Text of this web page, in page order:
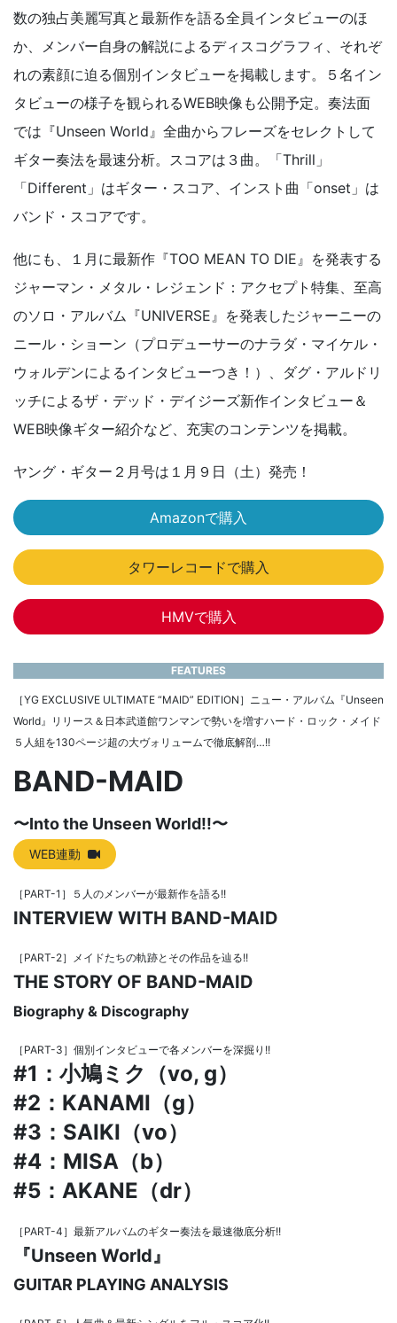
数の独占美麗写真と最新作を語る全員インタビューのほ
か、メンバー自身の解説によるディスコグラフィ、それぞ
れの素顔に迫る個別インタビューを掲載します。５名イン
タビューの様子を観られるWEB映像も公開予定。奏法面
では『Unseen World』全曲からフレーズをセレクトして
ギター奏法を最速分析。スコアは３曲。「Thrill」
「Different」はギター・スコア、インスト曲「onset」は
バンド・スコアです。
他にも、１月に最新作『TOO MEAN TO DIE』を発表する
ジャーマン・メタル・レジェンド：アクセプト特集、至高
のソロ・アルバム『UNIVERSE』を発表したジャーニーの
ニール・ショーン（プロデューサーのナラダ・マイケル・
ウォルデンによるインタビューつき！）、ダグ・アルドリ
ッチによるザ・デッド・デイジーズ新作インタビュー＆
WEB映像ギター紹介など、充実のコンテンツを掲載。
ヤング・ギター２月号は１月９日（土）発売！
Amazonで購入
タワーレコードで購入
HMVで購入
FEATURES
［YG EXCLUSIVE ULTIMATE “MAID” EDITION］ニュー・アルバム『Unseen
World』リリース＆日本武道館ワンマンで勢いを増すハード・ロック・メイド
５人組を130ページ超の大ヴォリュームで徹底解剖…!!
BAND-MAID
〜Into the Unseen World!!〜
WEB連動
［PART-1］５人のメンバーが最新作を語る!!
INTERVIEW WITH BAND-MAID
［PART-2］メイドたちの軌跡とその作品を辿る!!
THE STORY OF BAND-MAID
Biography & Discography
［PART-3］個別インタビューで各メンバーを深掘り!!
#1：小鳩ミク（vo, g）
#2：KANAMI（g）
#3：SAIKI（vo）
#4：MISA（b）
#5：AKANE（dr）
［PART-4］最新アルバムのギター奏法を最速徹底分析!!
『Unseen World』
GUITAR PLAYING ANALYSIS